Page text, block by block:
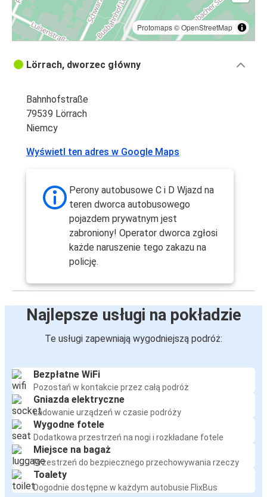
Protomaps©OpenStreetMap
Lörrach, dworzec główny
Bahnhofstraße
79539 Lörrach
Niemcy
Wyświetl ten adres w Google Maps
Perony autobusowe C i D Wjazd na
teren dworca autobusowego
pojazdem prywatnym jest
zabroniony! Operator dworca zgłosi
każde naruszenie tego zakazu na
policję.
Najlepsze usługi na pokładzie
Te usługi zapewniają wygodniejszą podróż:
Bezpłatne WiFi
Pozostań w kontakcie przez całą podróż
Gniazda elektryczne
Ładowanie urządzeń w czasie podróży
Wygodne fotele
Dodatkowa przestrzeń na nogi i rozkładane fotele
Miejsce na bagaż
Przestrzeń do bezpiecznego przechowywania rzeczy
Toalety
Dogodnie dostępne w każdym autobusie FlixBus